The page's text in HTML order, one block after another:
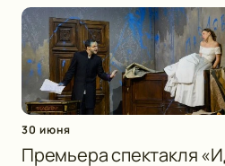
30 июня
Премьера спектакля